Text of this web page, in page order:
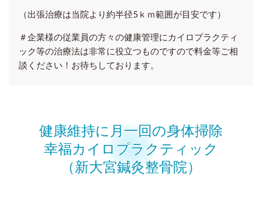
（出張治療は当院より約半径5ｋｍ範囲が目安です）
＃企業様の従業員の方々の健康管理にカイロプラクティ
ック等の治療法は非常に役立つものですので料金等ご相
談ください！お待ちしております。
健康維持に月一回の身体掃除
幸福カイロプラクティック
（新大宮鍼灸整骨院）